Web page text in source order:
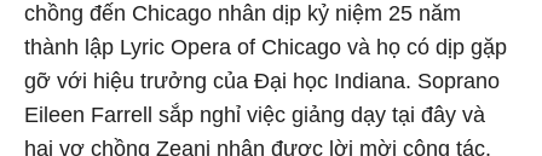
chồng đến Chicago nhân dịp kỷ niệm 25 năm
thành lập Lyric Opera of Chicago và họ có dịp gặp
gỡ với hiệu trưởng của Đại học Indiana. Soprano
Eileen Farrell sắp nghỉ việc giảng dạy tại đây và
hai vợ chồng Zeani nhận được lời mời cộng tác.